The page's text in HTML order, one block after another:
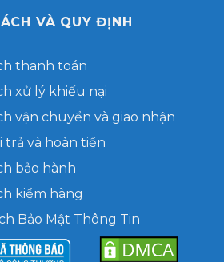
VÀ QUY ĐỊNH
thanh toán
xử lý khiếu nại
vận chuyển và giao nhận
trả và hoàn tiền
bảo hành
kiểm hàng
Bảo Mật Thông Tin